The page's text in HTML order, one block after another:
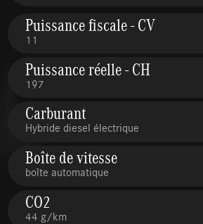
Puissance fiscale - CV
11
Puissance réelle - CH
197
Carburant
Hybride diesel électrique
Boîte de vitesse
boîte automatique
CO2
44 g/km